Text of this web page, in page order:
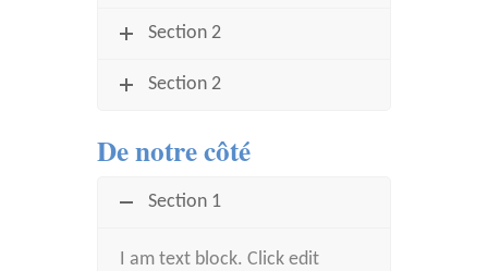
Section 2
Section 2
De notre côté
Section 1
I am text block. Click edit